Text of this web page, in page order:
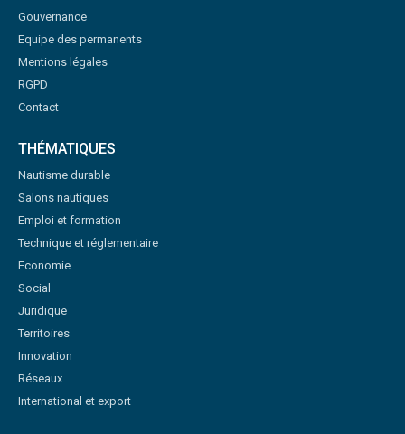
Gouvernance
Equipe des permanents
Mentions légales
RGPD
Contact
THÉMATIQUES
Nautisme durable
Salons nautiques
Emploi et formation
Technique et réglementaire
Economie
Social
Juridique
Territoires
Innovation
Réseaux
International et export